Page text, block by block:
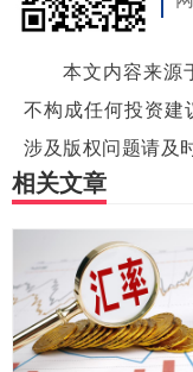
本文内容来源
不构成任何投资建
涉及版权问题请及
相关文章